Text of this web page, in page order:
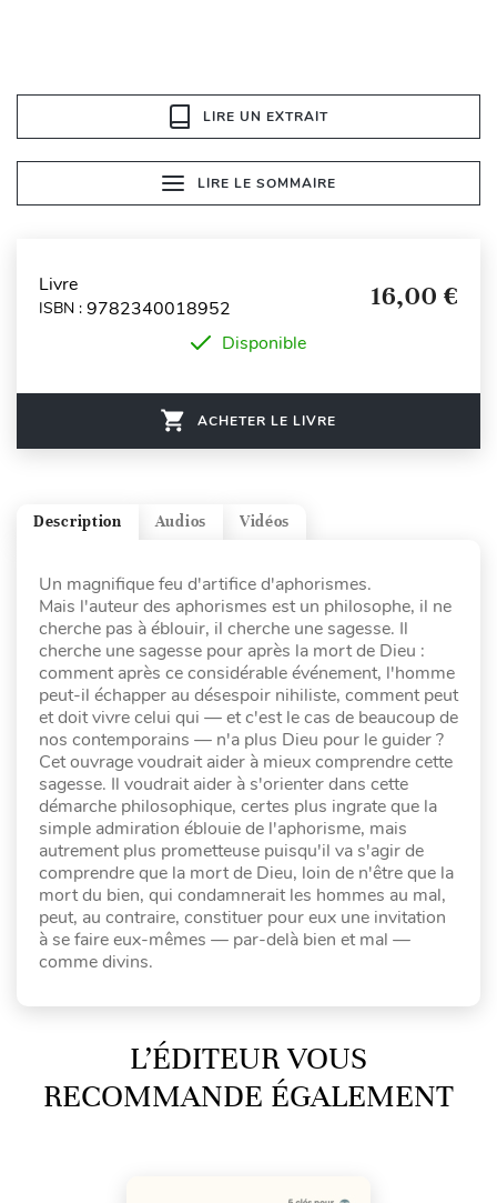
LIRE UN EXTRAIT
LIRE LE SOMMAIRE
Livre
ISBN : 9782340018952 16,00 €
Disponible
ACHETER LE LIVRE
Vidéos
Audios
Description
Un magnifique feu d'artifice d'aphorismes.
Mais l'auteur des aphorismes est un philosophe, il ne
cherche pas à éblouir, il cherche une sagesse. Il
cherche une sagesse pour après la mort de Dieu :
comment après ce considérable événement, l'homme
peut-il échapper au désespoir nihiliste, comment peut
et doit vivre celui qui — et c'est le cas de beaucoup de
nos contemporains — n'a plus Dieu pour le guider ?
Cet ouvrage voudrait aider à mieux comprendre cette
sagesse. Il voudrait aider à s'orienter dans cette
démarche philosophique, certes plus ingrate que la
simple admiration éblouie de l'aphorisme, mais
autrement plus prometteuse puisqu'il va s'agir de
comprendre que la mort de Dieu, loin de n'être que la
mort du bien, qui condamnerait les hommes au mal,
peut, au contraire, constituer pour eux une invitation
à se faire eux-mêmes — par-delà bien et mal —
comme divins.
L’ÉDITEUR VOUS
RECOMMANDE ÉGALEMENT